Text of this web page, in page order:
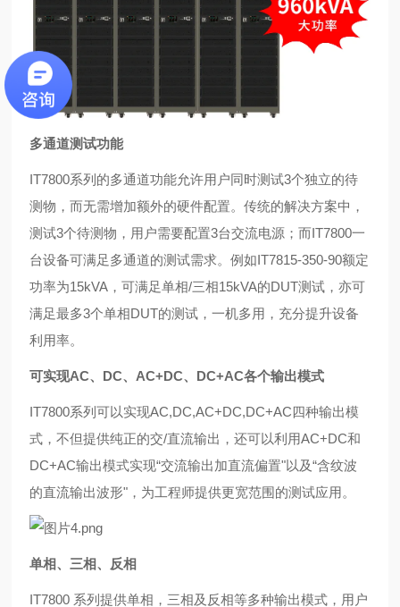
多通道测试功能
IT7800系列的多通道功能允许用户同时测试3个独立的待
测物，而无需增加额外的硬件配置。传统的解决方案中，
测试3个待测物，用户需要配置3台交流电源；而IT7800一
台设备可满足多通道的测试需求。例如IT7815-350-90额定
功率为15kVA，可满足单相/三相15kVA的DUT测试，亦可
满足最多3个单相DUT的测试，一机多用，充分提升设备
利用率。
可实现AC、DC、AC+DC、DC+AC各个输出模式
IT7800系列可以实现AC,DC,AC+DC,DC+AC四种输出模
式，不但提供纯正的交/直流输出，还可以利用AC+DC和
DC+AC输出模式实现“交流输出加直流偏置"以及“含纹波
的直流输出波形"，为工程师提供更宽范围的测试应用。
单相、三相、反相
IT7800 系列提供单相，三相及反相等多种输出模式，用户